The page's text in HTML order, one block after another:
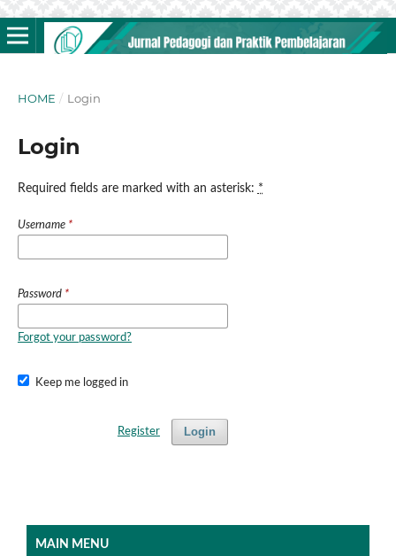
HOME / Login
Login
Required fields are marked with an asterisk: *
Username *
Password *
Forgot your password?
Keep me logged in
Login
Register
MAIN MENU